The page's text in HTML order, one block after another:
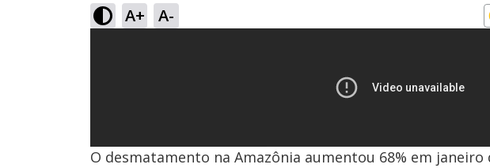
A+ A-
O desmatamento na Amazônia aumentou 68% em janeiro